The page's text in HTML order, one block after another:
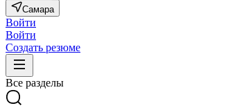
Самара
Войти
Войти
Создать резюме
Все разделы